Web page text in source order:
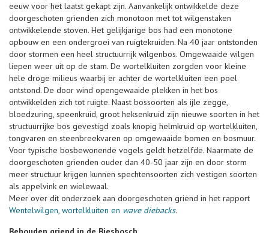
eeuw voor het laatst gekapt zijn. Aanvankelijk ontwikkelde deze
doorgeschoten grienden zich monotoon met tot wilgenstaken
ontwikkelende stoven. Het gelijkjarige bos had een monotone
opbouw en een ondergroei van ruigtekruiden. Na 40 jaar ontstonden
door stormen een heel structuurrijk wilgenbos. Omgewaaide wilgen
liepen weer uit op de stam. De wortelkluiten zorgden voor kleine
hele droge milieus waarbij er achter de wortelkluiten een poel
ontstond. De door wind opengewaaide plekken in het bos
ontwikkelden zich tot ruigte. Naast bossoorten als ijle zegge,
bloedzuring, speenkruid, groot heksenkruid zijn nieuwe soorten in het
structuurrijke bos gevestigd zoals knopig helmkruid op wortelkluiten,
tongvaren en steenbreekvaren op omgewaaide bomen en bosmuur.
Voor typische bosbewonende vogels geldt hetzelfde. Naarmate de
doorgeschoten grienden ouder dan 40-50 jaar zijn en door storm
meer structuur krijgen kunnen spechtensoorten zich vestigen soorten
als appelvink en wielewaal.
Meer over dit onderzoek aan doorgeschoten griend in het rapport
Wentelwilgen, wortelkluiten en wave diebacks.